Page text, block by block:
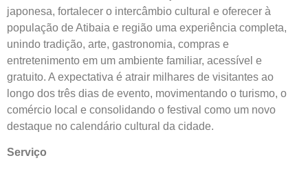
japonesa, fortalecer o intercâmbio cultural e oferecer à
população de Atibaia e região uma experiência completa,
unindo tradição, arte, gastronomia, compras e
entretenimento em um ambiente familiar, acessível e
gratuito. A expectativa é atrair milhares de visitantes ao
longo dos três dias de evento, movimentando o turismo, o
comércio local e consolidando o festival como um novo
destaque no calendário cultural da cidade.
Serviço